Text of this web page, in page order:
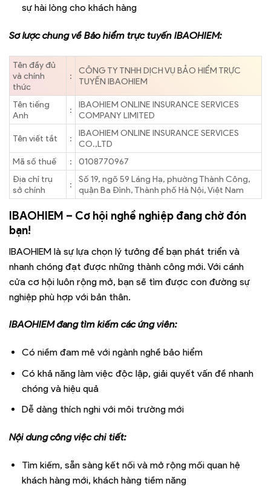
sự hài lòng cho khách hàng
Sơ lược chung về Bảo hiểm trực tuyến IBAOHIEM:
Tên đầy đủ
và chính
thức
:
CÔNG TY TNHH DỊCH VỤ BẢO HIỂM TRỰC
TUYẾN IBAOHIEM
Tên tiếng
Anh
:
IBAOHIEM ONLINE INSURANCE SERVICES
COMPANY LIMITED
Tên viết tắt :
IBAOHIEM ONLINE INSURANCE SERVICES
CO.,LTD
Mã số thuế
:
0108770967
Địa chỉ trụ
sở chính
:
Số 19, ngõ 59 Láng Hạ, phường Thành Công,
quận Ba Đình, Thành phố Hà Nội, Việt Nam
IBAOHIEM – Cơ hội nghề nghiệp đang chờ đón
bạn!
IBAOHIEM là sự lựa chọn lý tưởng để bạn phát triển và
nhanh chóng đạt được những thành công mới. Với cánh
cửa cơ hội luôn rộng mở, bạn sẽ tìm được con đường sự
nghiệp phù hợp với bản thân.
IBAOHIEM đang tìm kiếm các ứng viên:
Có niềm đam mê với ngành nghề bảo hiểm
Có khả năng làm việc độc lập, giải quyết vấn đề nhanh
chóng và hiệu quả
Dễ dàng thích nghi với môi trường mới
Nội dung công việc chi tiết:
Tìm kiếm, sẵn sàng kết nối và mở rộng mối quan hệ
khách hàng mới, khách hàng tiềm năng